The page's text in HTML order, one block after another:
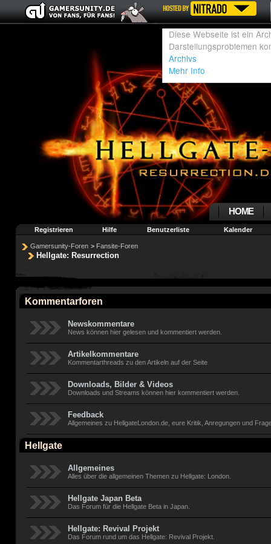
HOME
Registrieren Hilfe Benutzerliste Kalender
Gamersunity-Foren > Fansite-Foren
Hellgate: Resurrection
Kommentarforen
Newskommentare
News können hier gelesen und kommentiert werden.
Artikelkommentare
Kommentarthreads zu den Artikeln auf der Seite
Downloads, Bilder & Videos
Downloads und Streams können hier kommentiert werden.
Feedback
Allgemeines zu HellgateLondon.de, eure Kritik, Anregungen und
Hellgate
Allgemeines
Alles über die allgemeinen Themen zu Hellgate: London.
Hellgate Japan Beta
Das Forum für die Hellgate Beta in Japan.
Hellgate: Revival Projekt
Das Forum rund um das Hellgate: Revival Projekt.